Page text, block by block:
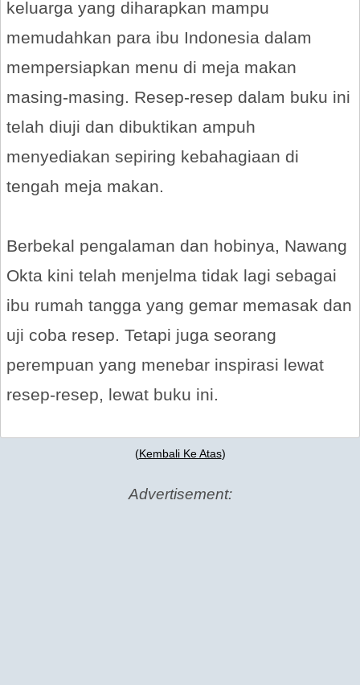
keluarga yang diharapkan mampu
memudahkan para ibu Indonesia dalam
mempersiapkan menu di meja makan
masing-masing. Resep-resep dalam buku ini
telah diuji dan dibuktikan ampuh
menyediakan sepiring kebahagiaan di
tengah meja makan.
Berbekal pengalaman dan hobinya, Nawang
Okta kini telah menjelma tidak lagi sebagai
ibu rumah tangga yang gemar memasak dan
uji coba resep. Tetapi juga seorang
perempuan yang menebar inspirasi lewat
resep-resep, lewat buku ini.
(Kembali Ke Atas)
Advertisement: